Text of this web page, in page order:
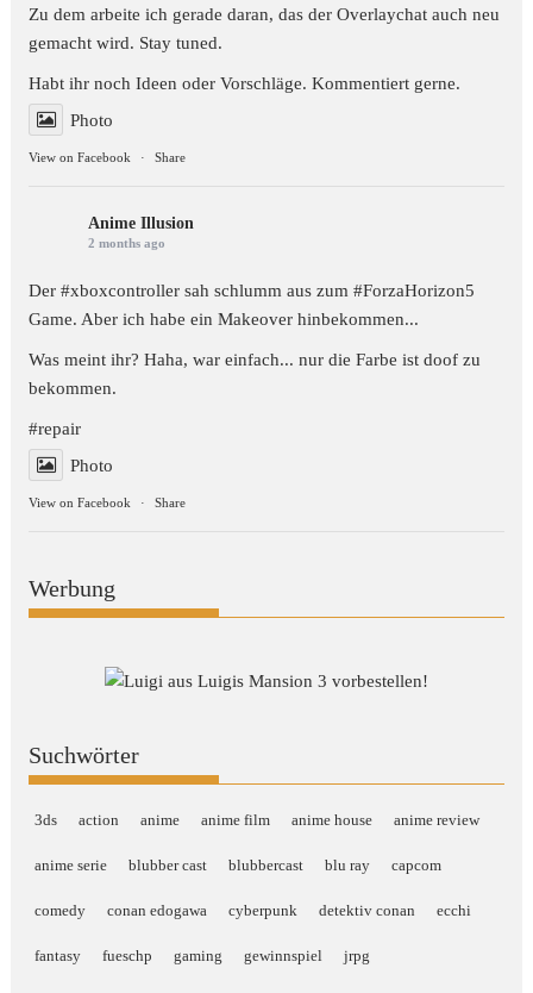
Zu dem arbeite ich gerade daran, das der Overlaychat auch neu
gemacht wird. Stay tuned.
Habt ihr noch Ideen oder Vorschläge. Kommentiert gerne.
Photo
View on Facebook · Share
Anime Illusion
2 months ago
Der #xboxcontroller sah schlumm aus zum#ForzaHorizon5
Game. Aber ich habe ein Makeover hinbekommen...
Was meint ihr? Haha, war einfach... nur die Farbe ist doof zu
bekommen.
#repair
Photo
View on Facebook · Share
Werbung
Suchwörter
3ds action anime anime film anime house anime review
anime serie blubber cast blubbercast blu ray capcom
comedy conan edogawa cyberpunk detektiv conan ecchi
fantasy fueschp gaming gewinnspiel jrpg